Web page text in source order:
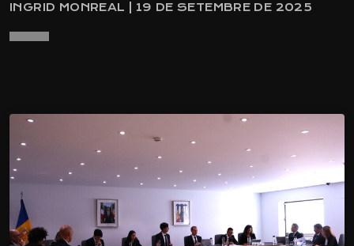
INGRID MONREAL | 19 DE SETEMBRE DE 2025